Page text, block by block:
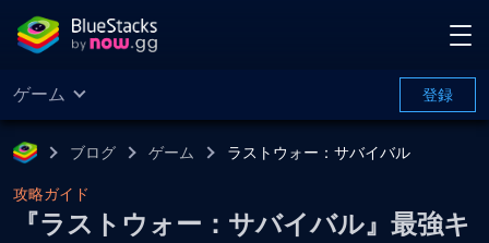
ゲーム 登録
ブログ ゲーム ラストウォー：サバイバル
攻略ガイド
『ラストウォー：サバイバル』最強キ